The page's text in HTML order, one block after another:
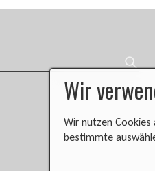
Wir
Wir nutzen Cookies
bestimmte